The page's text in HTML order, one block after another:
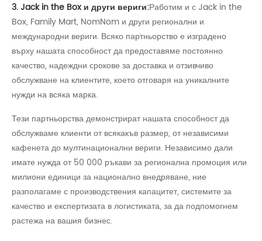
3. Jack in the Box и други вериги:Работим и с Jack in the
Box, Family Mart, NomNom и други регионални и
международни вериги. Всяко партньорство е изградено
върху нашата способност да предоставяме постоянно
качество, надеждни срокове за доставка и отзивчиво
обслужване на клиентите, което отговаря на уникалните
нужди на всяка марка.
Тези партньорства демонстрират нашата способност да
обслужваме клиенти от всякакъв размер, от независими
кафенета до мултинационални вериги. Независимо дали
имате нужда от 50 000 ръкави за регионална промоция или
милиони единици за национално внедряване, ние
разполагаме с производствения капацитет, системите за
качество и експертизата в логистиката, за да подпомогнем
растежа на вашия бизнес.